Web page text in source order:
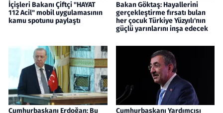
İçişleri Bakanı Çiftçi "HAYAT
112 Acil" mobil uygulamasının
kamu spotunu paylaştı
Bakan Göktaş: Hayallerini
gerçekleştirme fırsatı bulan
her çocuk Türkiye Yüzyılı'nın
güçlü yarınlarını inşa edecek
Cumhurbaşkanı Erdoğan: Bu
Cumhurbaşkanı Yardımcısı